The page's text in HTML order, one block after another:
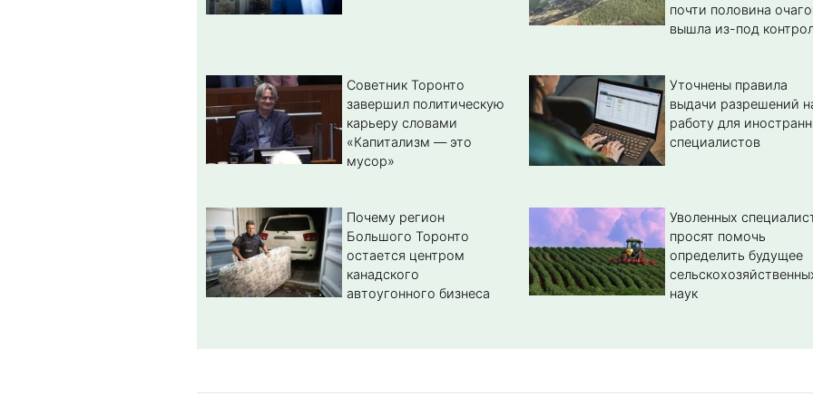
почти половина
вышла из-под
Советник Торонто
завершил политическую
карьеру словами
«Капитализм — это
мусор»
Уточнены правила
выдачи разрешений
работу для
специалистов
Почему регион
Большого Торонто
остается центром
канадского
автоугонного бизнеса
Уволенных
просят помочь
определить будущее
наук